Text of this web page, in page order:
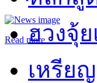
Read moreฮวงจุ้
เหรีย